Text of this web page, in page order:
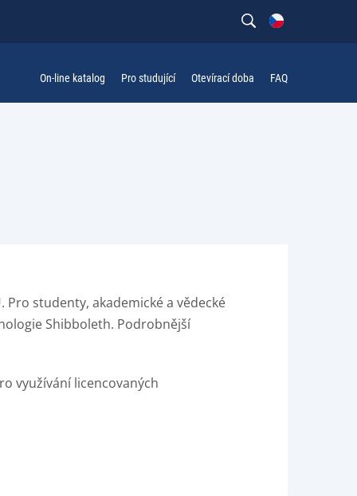
On-line katalog Pro studující Otevírací doba FAQ
studenty, akademické a vědecké
Shibboleth. Podrobnější
využívání licencovaných